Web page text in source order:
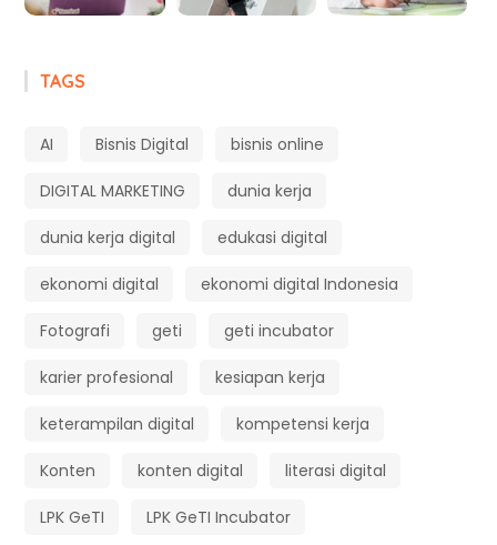
TAGS
AI Bisnis Digital bisnis online
DIGITAL MARKETING dunia kerja
dunia kerja digital edukasi digital
ekonomi digital ekonomi digital Indonesia
Fotografi geti geti incubator
karier profesional kesiapan kerja
keterampilan digital kompetensi kerja
Konten konten digital literasi digital
LPK GeTI LPK GeTI Incubator